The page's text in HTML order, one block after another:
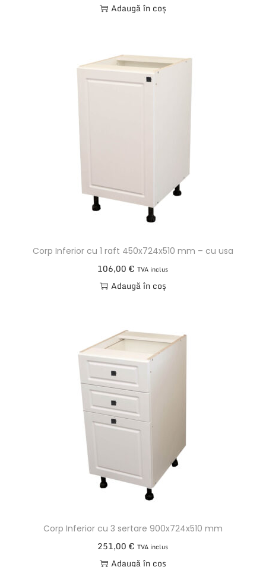
Adaugă în coș
Corp Inferior cu 1 raft 450x724x510 mm – cu usa
106,00€ TVA inclus
Adaugă în coș
Corp Inferior cu 3 sertare 900x724x510 mm
251,00€ TVA inclus
Adaugă în coș